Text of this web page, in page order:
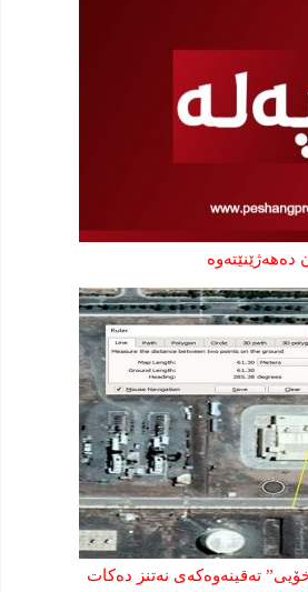
دەهەژێنێتەوە
تەقینەوەکەى نەتنز دەکات